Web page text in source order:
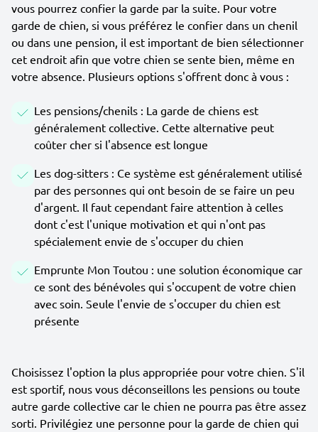
vous pourrez confier la garde par la suite. Pour votre
garde de chien, si vous préférez le confier dans un chenil
ou dans une pension, il est important de bien sélectionner
cet endroit afin que votre chien se sente bien, même en
votre absence. Plusieurs options s'offrent donc à vous :
Les pensions/chenils : La garde de chiens est
généralement collective. Cette alternative peut
coûter cher si l'absence est longue
Les dog-sitters : Ce système est généralement utilisé
par des personnes qui ont besoin de se faire un peu
d'argent. Il faut cependant faire attention à celles
dont c'est l'unique motivation et qui n'ont pas
spécialement envie de s'occuper du chien
Emprunte Mon Toutou : une solution économique car
ce sont des bénévoles qui s'occupent de votre chien
avec soin. Seule l'envie de s'occuper du chien est
présente
Choisissez l'option la plus appropriée pour votre chien. S'il
est sportif, nous vous déconseillons les pensions ou toute
autre garde collective car le chien ne pourra pas être assez
sorti. Privilégiez une personne pour la garde de chien qui